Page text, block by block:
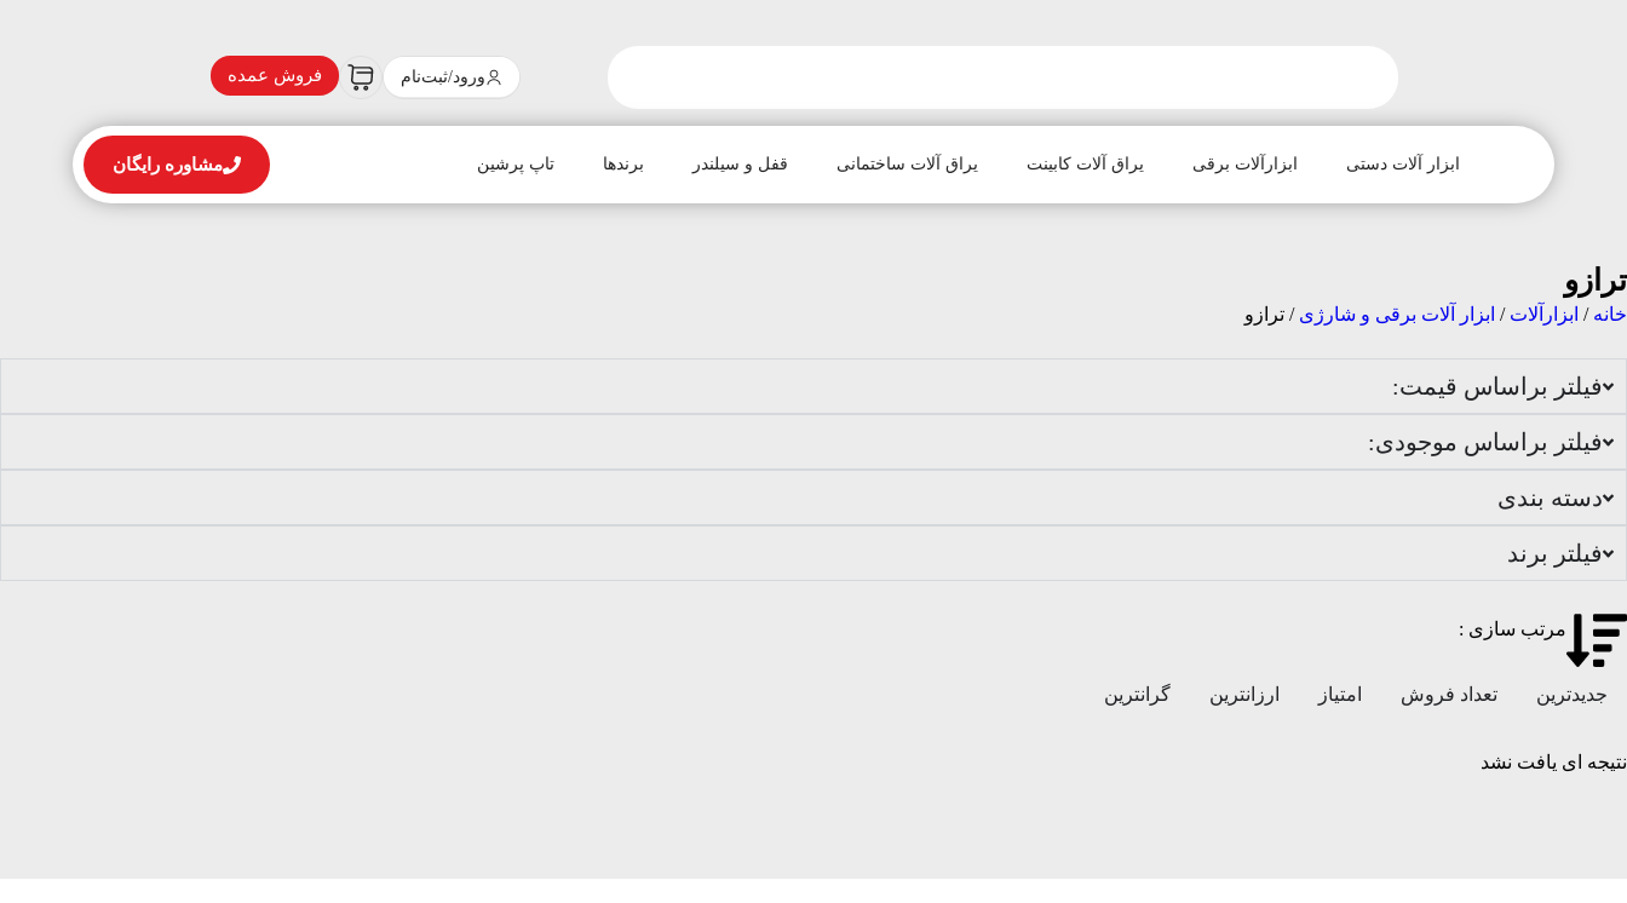
ورود/ثبت‌نام فروش عمده
ابزار آلات دستی ابزارآلات برقی یراق آلات کابینت یراق آلات ساختمانی قفل و سیلندر برندها تاپ پرشین مشاوره رایگان
ترازو
خانه / ابزارآلات / ابزار آلات برقی و شارژی / ترازو
فیلتر براساس قیمت:
فیلتر براساس موجودی:
دسته بندی
فیلتر برند
مرتب سازی :
جدیدترین تعداد فروش امتیاز ارزانترین گرانترین
نتیجه ای یافت نشد